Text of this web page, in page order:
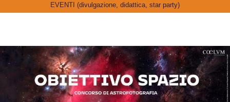
EVENTI (divulgazione, didattica, star party)